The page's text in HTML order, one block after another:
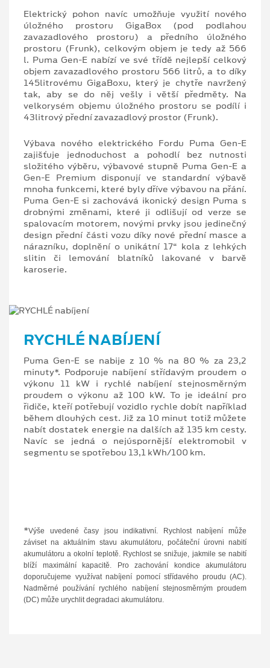
Elektrický pohon navíc umožňuje využití nového
úložného prostoru GigaBox (pod podlahou
zavazadlového prostoru) a předního úložného
prostoru (Frunk), celkovým objem je tedy až 566
l. Puma Gen-E nabízí ve své třídě nejlepší celkový
objem zavazadlového prostoru 566 litrů, a to díky
145litrovému GigaBoxu, který je chytře navržený
tak, aby se do něj vešly i větší předměty. Na
velkorysém objemu úložného prostoru se podílí i
43litrový přední zavazadlový prostor (Frunk).
Výbava nového elektrického Fordu Puma Gen-E
zajišťuje jednoduchost a pohodlí bez nutnosti
složitého výběru, výbavové stupně Puma Gen-E a
Gen-E Premium disponují ve standardní výbavě
mnoha funkcemi, které byly dříve výbavou na přání.
Puma Gen-E si zachovává ikonický design Puma s
drobnými změnami, které ji odlišují od verze se
spalovacím motorem, novými prvky jsou jedinečný
design přední části vozu díky nové přední masce a
nárazníku, doplnění o unikátní 17“ kola z lehkých
slitin či lemování blatníků lakované v barvě
karoserie.
RYCHLÉ NABÍJENÍ
Puma Gen-E se nabije z 10 % na 80 % za 23,2
minuty*. Podporuje nabíjení střídavým proudem o
výkonu 11 kW i rychlé nabíjení stejnosměrným
proudem o výkonu až 100 kW. To je ideální pro
řidiče, kteří potřebují vozidlo rychle dobít například
během dlouhých cest. Již za 10 minut totiž můžete
nabít dostatek energie na dalších až 135 km cesty.
Navíc se jedná o nejúspornější elektromobil v
segmentu se spotřebou 13,1 kWh/100 km.
*Výše uvedené časy jsou indikativní. Rychlost nabíjení může
záviset na aktuálním stavu akumulátoru, počáteční úrovni nabití
akumulátoru a okolní teplotě. Rychlost se snižuje, jakmile se nabití
blíží maximální kapacitě.
Pro zachování kondice akumulátoru
doporučujeme využívat nabíjení pomocí střídavého proudu (AC).
Nadměrné používání rychlého nabíjení stejnosměrným proudem
(DC) může urychlit degradaci akumulátoru.